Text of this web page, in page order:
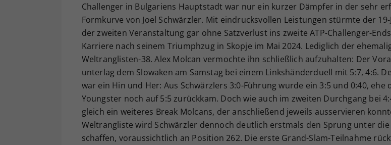
Challenger in Bulgariens Hauptstadt war nur ein kurzer Dämpfer in der sehr
Formkurve von Joel Schwärzler. Mit eindrucksvollen Leistungen stürmte der 19-
der zweiten Veranstaltung gar ohne Satzverlust ins zweite ATP-Challenger-
Karriere nach seinem Triumphzug in Skopje im Mai 2024. Lediglich der
Weltranglisten-38. Alex Molcan vermochte ihn schließlich aufzuhalten: Der
unterlag dem Slowaken am Samstag bei einem Linkshänderduell mit 5:7, 4:6.
war ein Hin und Her: Aus Schwärzlers 3:0-Führung wurde ein 3:5 und 0:40, ehe
Youngster noch auf 5:5 zurückkam. Doch wie auch im zweiten Durchgang bei
gleich ein weiteres Break Molcans, der anschließend jeweils ausservieren
Weltrangliste wird Schwärzler dennoch deutlich erstmals den Sprung unter die
schaffen, voraussichtlich an Position 262. Die erste Grand-Slam-Teilnahme